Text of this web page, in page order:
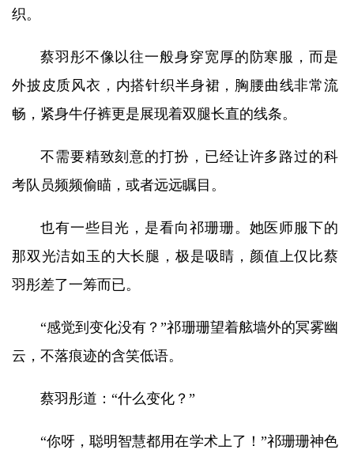
织。
蔡羽彤不像以往一般身穿宽厚的防寒服，而是
外披皮质风衣，内搭针织半身裙，胸腰曲线非常流
畅，紧身牛仔裤更是展现着双腿长直的线条。
不需要精致刻意的打扮，已经让许多路过的科
考队员频频偷瞄，或者远远瞩目。
也有一些目光，是看向祁珊珊。她医师服下的
那双光洁如玉的大长腿，极是吸睛，颜值上仅比蔡
羽彤差了一筹而已。
“感觉到变化没有？”祁珊珊望着舷墙外的冥雾幽
云，不落痕迹的含笑低语。
蔡羽彤道：“什么变化？”
“你呀，聪明智慧都用在学术上了！”祁珊珊神色